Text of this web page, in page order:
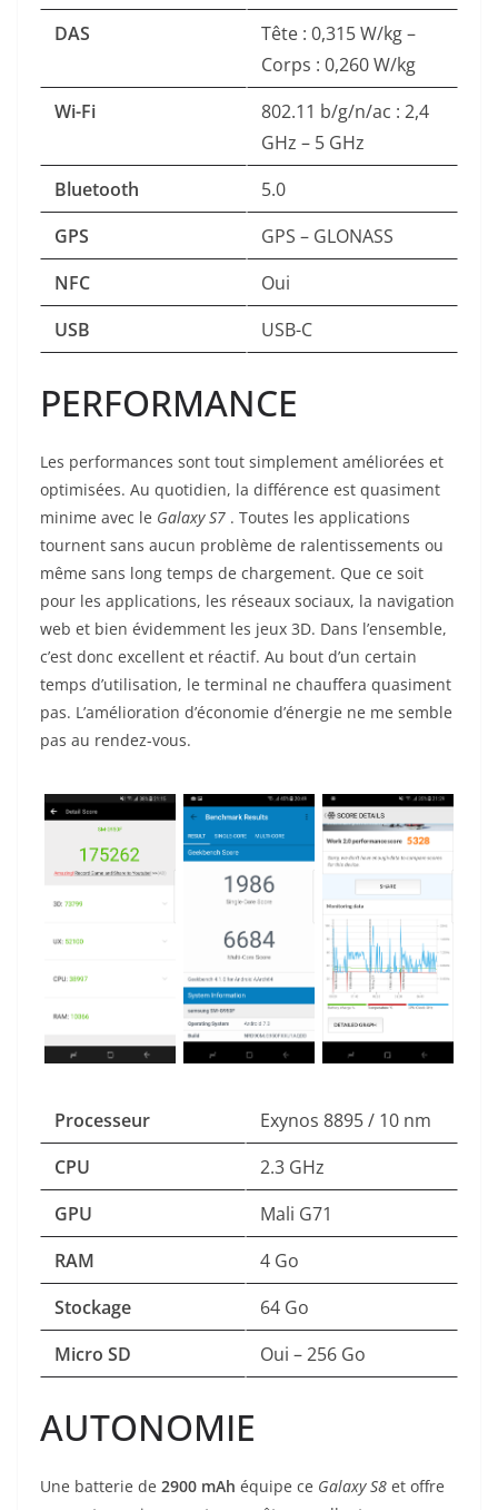
DAS
Tête : 0,315 W/kg –
Corps : 0,260 W/kg
Wi-Fi
802.11 b/g/n/ac : 2,4
GHz – 5 GHz
Bluetooth
5.0
GPS
GPS – GLONASS
NFC
Oui
USB
USB-C
PERFORMANCE
Les performances sont tout simplement améliorées et
optimisées. Au quotidien, la différence est quasiment
minime avec le Galaxy S7 . Toutes les applications
tournent sans aucun problème de ralentissements ou
même sans long temps de chargement. Que ce soit
pour les applications, les réseaux sociaux, la navigation
web et bien évidemment les jeux 3D. Dans l’ensemble,
c’est donc excellent et réactif. Au bout d’un certain
temps d’utilisation, le terminal ne chauffera quasiment
pas. L’amélioration d’économie d’énergie ne me semble
pas au rendez-vous.
Processeur
Exynos 8895 / 10 nm
CPU
2.3 GHz
GPU
Mali G71
RAM
4 Go
Stockage
64 Go
Micro SD
Oui – 256 Go
AUTONOMIE
Une batterie de 2900 mAh équipe ce Galaxy S8 et offre